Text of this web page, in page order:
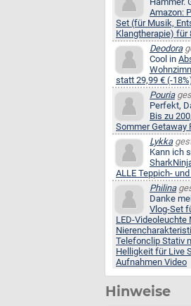
Amazon:
Set (für Musik,
Klangtherapie) für
Deodora
Cool in
statt 29,99 € (-
Pouria
Perfekt,
Bis zu
Sommer Getaway
Lykka
Kann ich
ALLE Teppich-
Philina
Danke
Vlog-Set
LED-Videoleuchte
Telefonclip Stativ
Helligkeit für Live
Aufnahmen Video
Hinweise